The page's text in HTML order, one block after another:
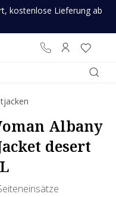
kostenlose Lieferung ab
Albany
desert